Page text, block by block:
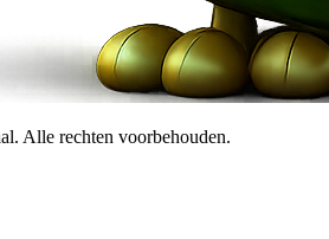
Alle rechten voorbehouden.